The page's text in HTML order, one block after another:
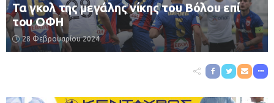
Τα γκολ της μεγάλης νίκης του Βόλου επί
του ΟΦΗ
28 Φεβρουαρίου 2024